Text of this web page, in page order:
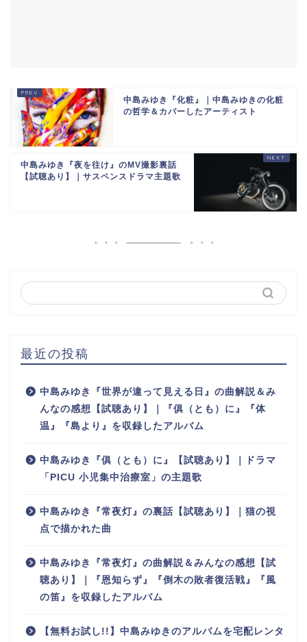
中島みゆき『化粧』｜中島みゆきの化粧
の哲学＆カバーしたアーティスト
中島みゆき『夜を往け』のMV撮影裏話
【試聴あり】｜サスペンスドラマ主題歌
最近の投稿
中島みゆき『世界が違って見える日』の曲解説＆み
んなの感想【試聴あり】｜『俱（とも）に』『体
温』『島より』を収録したアルバム
中島みゆき『俱（とも）に』【試聴あり】｜ドラマ
「PICU 小児集中治療室」の主題歌
中島みゆき『常夜灯』の裏話【試聴あり】｜猫の視
点で描かれた曲
中島みゆき『常夜灯』の曲解説＆みんなの感想【試
聴あり】｜『恩知らず』『倒木の敗者復活戦』『風
の笛』を収録したアルバム
【無料お試し!!】中島みゆきのアルバムを宅配レンタ